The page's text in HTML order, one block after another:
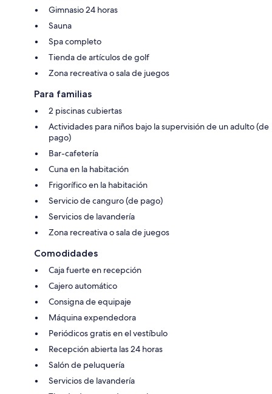
Gimnasio 24 horas
Sauna
Spa completo
Tienda de artículos de golf
Zona recreativa o sala de juegos
Para familias
2 piscinas cubiertas
Actividades para niños bajo la supervisión de un adulto (de
pago)
Bar-cafetería
Cuna en la habitación
Frigorífico en la habitación
Servicio de canguro (de pago)
Servicios de lavandería
Zona recreativa o sala de juegos
Comodidades
Caja fuerte en recepción
Cajero automático
Consigna de equipaje
Máquina expendedora
Periódicos gratis en el vestíbulo
Recepción abierta las 24 horas
Salón de peluquería
Servicios de lavandería